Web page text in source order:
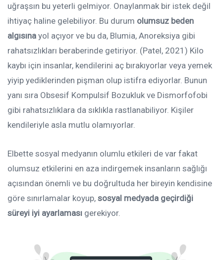
uğraşsın bu yeterli gelmiyor. Onaylanmak bir istek değil
ihtiyaç haline gelebiliyor. Bu durum olumsuz beden
algısına yol açıyor ve bu da, Blumia, Anoreksiya gibi
rahatsızlıkları beraberinde getiriyor. (Patel, 2021) Kilo
kaybı için insanlar, kendilerini aç bırakıyorlar veya yemek
yiyip yediklerinden pişman olup istifra ediyorlar. Bunun
yanı sıra Obsesif Kompulsif Bozukluk ve Dismorfofobi
gibi rahatsızlıklara da sıklıkla rastlanabiliyor. Kişiler
kendileriyle asla mutlu olamıyorlar.
Elbette sosyal medyanın olumlu etkileri de var fakat
olumsuz etkilerini en aza indirgemek insanların sağlığı
açısından önemli ve bu doğrultuda her bireyin kendisine
göre sınırlamalar koyup, sosyal medyada geçirdiği
süreyi iyi ayarlaması gerekiyor.